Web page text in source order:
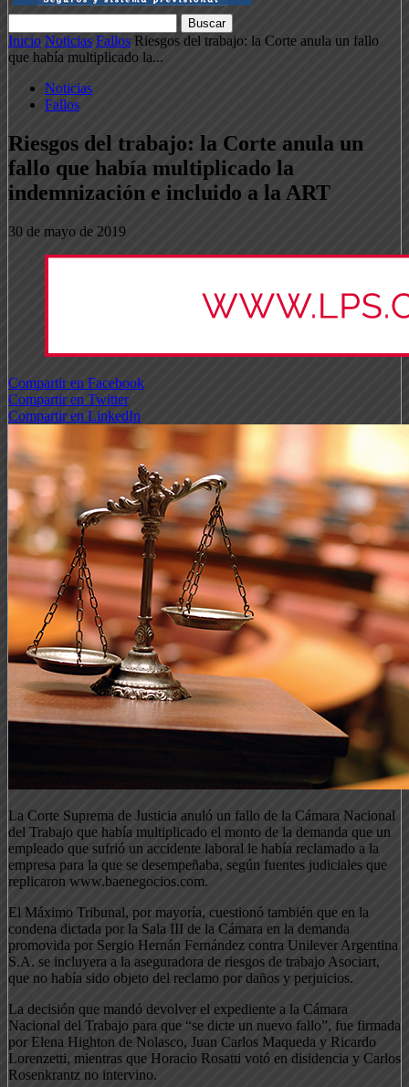
Inicio Noticias Fallos Riesgos del trabajo: la Corte anula un fallo
que había multiplicado la...
Noticias
Fallos
Riesgos del trabajo: la Corte anula un
fallo que había multiplicado la
indemnización e incluido a la ART
30 de mayo de 2019
Compartir en Facebook
Compartir en Twitter
Compartir en LinkedIn
La Corte Suprema de Justicia anuló un fallo de la Cámara Nacional
del Trabajo que había multiplicado el monto de la demanda que un
empleado que sufrió un accidente laboral le había reclamado a la
empresa para la que se desempeñaba, según fuentes judiciales que
replicaron www.baenegocios.com.
El Máximo Tribunal, por mayoría, cuestionó también que en la
condena dictada por la Sala III de la Cámara en la demanda
promovida por Sergio Hernán Fernández contra Unilever Argentina
S.A. se incluyera a la aseguradora de riesgos de trabajo Asociart,
que no había sido objeto del reclamo por daños y perjuicios.
La decisión que mandó devolver el expediente a la Cámara
Nacional del Trabajo para que “se dicte un nuevo fallo”, fue firmada
por Elena Highton de Nolasco, Juan Carlos Maqueda y Ricardo
Lorenzetti, mientras que Horacio Rosatti votó en disidencia y Carlos
Rosenkrantz no intervino.